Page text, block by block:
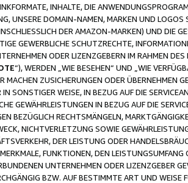
INHALTE, DIE
UNSERE DOMAIN-NAMEN, MARKEN UND
DER AMAZON-MARKEN) UND DIE
GEWERBLICHE SCHUTZRECHTE,
ODER LIZENZGEBERN IM RAHMEN
“), WERDEN „WIE BESEHEN“ UND „WIE
MACHEN ZUSICHERUNGEN ODER ÜBERNEHMEN
SONSTIGER WEISE, IN BEZUG AUF DIE
GEWÄHRLEISTUNGEN IN BEZUG AUF DIE
BEZÜGLICH RECHTSMÄNGELN,
NICHTVERLETZUNG SOWIE
DER LEISTUNG ODER
FUNKTIONEN, DEN
UNTERNEHMEN ODER LIZENZGEBER
BZW. AUF BESTIMMTE ART UND